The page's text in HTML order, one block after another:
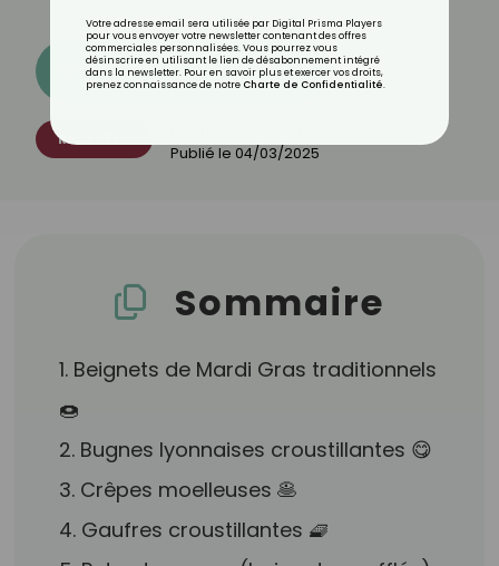
Découvrez les 11 menus CROQ
RECETTES
Publié le 04/03/2025
Sommaire
1. Beignets de Mardi Gras traditionnels
🍩
2. Bugnes lyonnaises croustillantes 😋
3. Crêpes moelleuses 🥞
4. Gaufres croustillantes 🧇
Votre adresse email sera utilisée par Digital Prisma Players
pour vous envoyer votre newsletter contenant des offres
commerciales personnalisées. Vous pourrez vous
désinscrire en utilisant le lien de désabonnement intégré
dans la newsletter. Pour en savoir plus et exercer vos droits,
prenez connaissance de notre Charte de Confidentialité.